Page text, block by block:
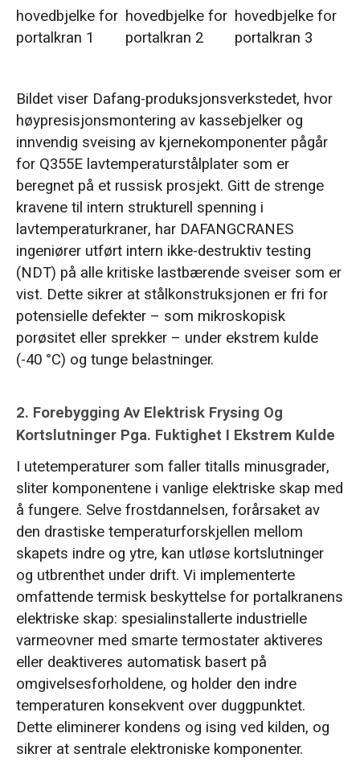
hovedbjelke for
portalkran 1
hovedbjelke for
portalkran 2
hovedbjelke for
portalkran 3
Bildet viser Dafang-produksjonsverkstedet, hvor
høypresisjonsmontering av kassebjelker og
innvendig sveising av kjernekomponenter pågår
for Q355E lavtemperaturstålplater som er
beregnet på et russisk prosjekt. Gitt de strenge
kravene til intern strukturell spenning i
lavtemperaturkraner, har DAFANGCRANES
ingeniører utført intern ikke-destruktiv testing
(NDT) på alle kritiske lastbærende sveiser som er
vist. Dette sikrer at stålkonstruksjonen er fri for
potensielle defekter – som mikroskopisk
porøsitet eller sprekker – under ekstrem kulde
(-40 °C) og tunge belastninger.
2. Forebygging Av Elektrisk Frysing Og
Kortslutninger Pga. Fuktighet I Ekstrem Kulde
I utetemperaturer som faller titalls minusgrader,
sliter komponentene i vanlige elektriske skap med
å fungere. Selve frostdannelsen, forårsaket av
den drastiske temperaturforskjellen mellom
skapets indre og ytre, kan utløse kortslutninger
og utbrenthet under drift. Vi implementerte
omfattende termisk beskyttelse for portalkranens
elektriske skap: spesialinstallerte industrielle
varmeovner med smarte termostater aktiveres
eller deaktiveres automatisk basert på
omgivelsesforholdene, og holder den indre
temperaturen konsekvent over duggpunktet.
Dette eliminerer kondens og ising ved kilden, og
sikrer at sentrale elektroniske komponenter.